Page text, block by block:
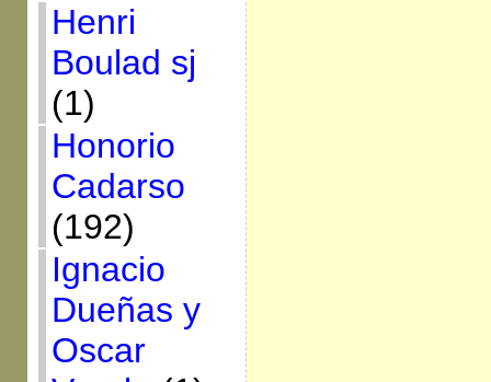
Henri
Boulad sj
(1)
Honorio
Cadarso
(192)
Ignacio
Dueñas y
Oscar